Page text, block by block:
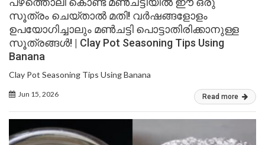
സൂത്രം ചെയ്താൽ മതി! വർഷങ്ങളോളം
ഉപയോഗിച്ചാലും മൺചട്ടി പൊട്ടാതിരിക്കാനുള്ള
സൂത്രങ്ങൾ! | Clay Pot Seasoning Tips Using
Banana
Clay Pot Seasoning Tips Using Banana
Jun 15, 2026 Read more